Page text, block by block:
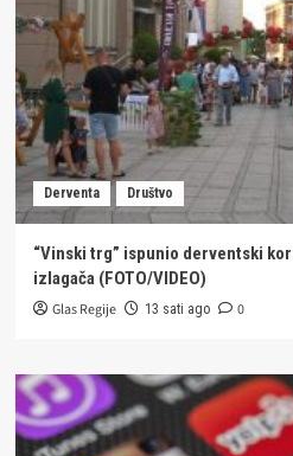
Derventa Društvo
“Vinski trg” ispunio derventski
izlagača (FOTO/VIDEO)
Glas Regije 13 sati ago 0